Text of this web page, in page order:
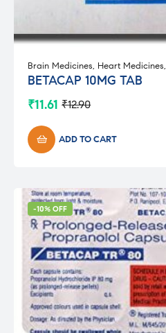
Brain Medicines, Heart Medicines,
BETACAP 10MG TAB
₹12.90
Original
was:
₹12.90.
₹11.61
Current
is:
₹11.61.
ADD TO CART
-10% OFF